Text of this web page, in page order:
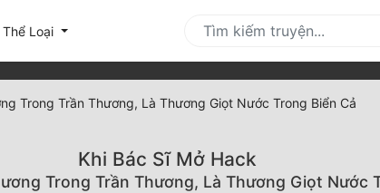
Thể Loại
Trong Trần Thương, Là Thương Giọt Nước Trong Biển Cả
Khi Bác Sĩ Mở Hack
Trong Trần Thương, Là Thương Giọt Nước